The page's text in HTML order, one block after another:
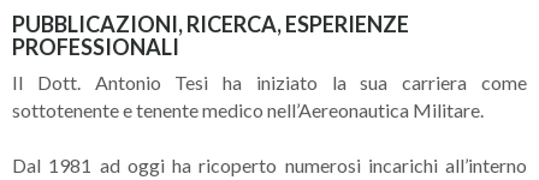
PUBBLICAZIONI, RICERCA, ESPERIENZE
PROFESSIONALI
Il Dott. Antonio Tesi ha iniziato la sua carriera come
sottotenente e tenente medico nell’Aereonautica Militare.
Dal 1981 ad oggi ha ricoperto numerosi incarichi all’interno